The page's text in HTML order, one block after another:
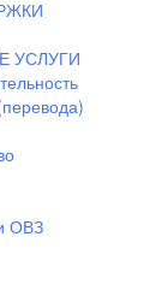
УСЛУГИ
ОВЗ